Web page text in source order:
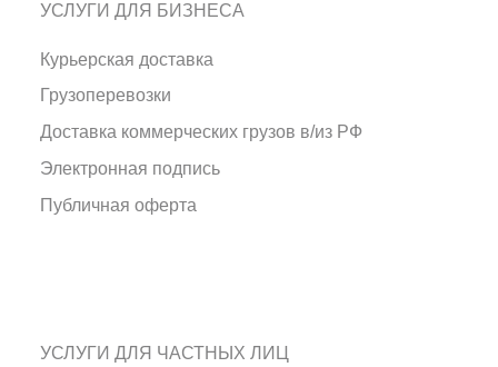
УСЛУГИ ДЛЯ БИЗНЕСА
Курьерская доставка
Грузоперевозки
Доставка коммерческих грузов в/из РФ
Электронная подпись
Публичная оферта
УСЛУГИ ДЛЯ ЧАСТНЫХ ЛИЦ